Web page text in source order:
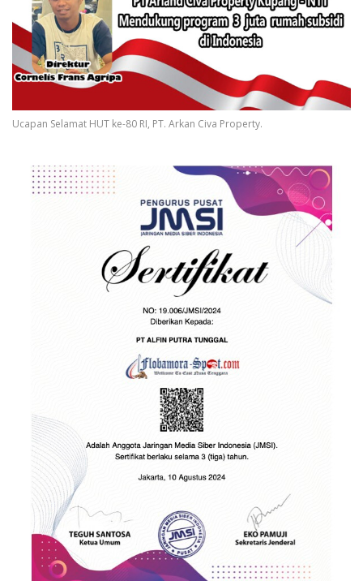
Ucapan Selamat HUT ke-80 RI, PT. Arkan Civa Property.